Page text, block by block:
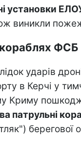
установки
виникли
ФСБ
ударів
в Керчі у
Криму
патрульні